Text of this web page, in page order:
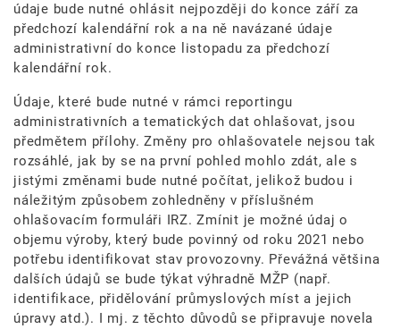
údaje bude nutné ohlásit nejpozději do konce září za
předchozí kalendářní rok a na ně navázané údaje
administrativní do konce listopadu za předchozí
kalendářní rok.
Údaje, které bude nutné v rámci reportingu
administrativních a tematických dat ohlašovat, jsou
předmětem přílohy. Změny pro ohlašovatele nejsou tak
rozsáhlé, jak by se na první pohled mohlo zdát, ale s
jistými změnami bude nutné počítat, jelikož budou i
náležitým způsobem zohledněny v příslušném
ohlašovacím formuláři IRZ. Zmínit je možné údaj o
objemu výroby, který bude povinný od roku 2021 nebo
potřebu identifikovat stav provozovny. Převážná většina
dalších údajů se bude týkat výhradně MŽP (např.
identifikace, přidělování průmyslových míst a jejich
úpravy atd.). I mj. z těchto důvodů se připravuje novela